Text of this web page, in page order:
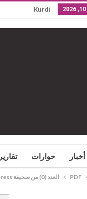
Kurdi
أخبار حوارات تقارير
PDF العدد (0) من صحيفة Bûyerpress